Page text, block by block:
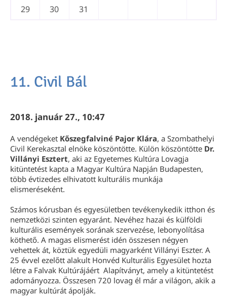
29
30 31
11. Civil Bál
2018. január 27., 10:47
A vendégeket Kőszegfalviné Pajor Klára, a Szombathelyi
Civil Kerekasztal elnöke köszöntötte. Külön köszöntötte Dr.
Villányi Esztert, aki az Egyetemes Kultúra Lovagja
kitüntetést kapta a Magyar Kultúra Napján Budapesten,
több évtizedes elhivatott kulturális munkája
elismeréseként.
Számos kórusban és egyesületben tevékenykedik itthon és
nemzetközi szinten egyaránt. Nevéhez hazai és külföldi
kulturális események sorának szervezése, lebonyolítása
köthető. A magas elismerést idén összesen négyen
vehettek át, köztük egyedüli magyarként Villányi Eszter. A
25 évvel ezelőtt alakult Honvéd Kulturális Egyesület hozta
létre a Falvak Kultúrájáért Alapítványt, amely a kitüntetést
adományozza. Összesen 720 lovag él már a világon, akik a
magyar kultúrát ápolják.